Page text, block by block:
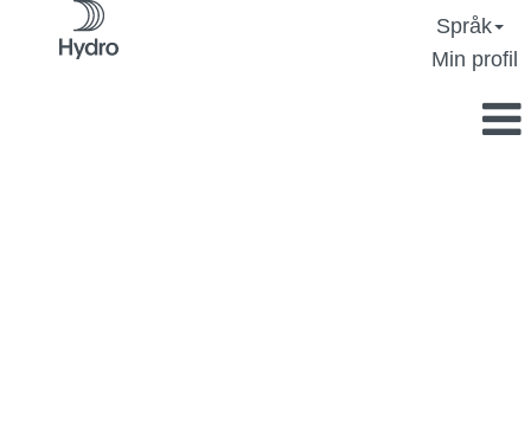
Språk
Min profil